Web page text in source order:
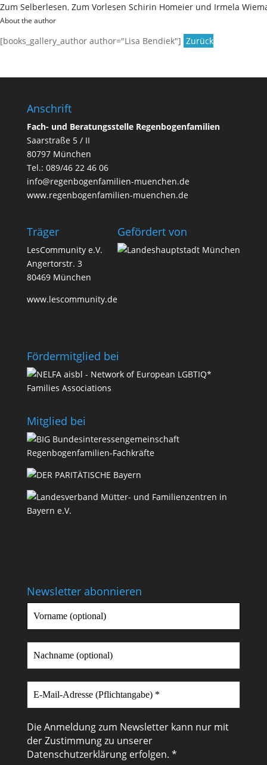
Zum Selberlesen, Zum Vorlesen Schirin Homeier und Irmela
About the author
[books_gallery_author author="Lisa Bendiek"] Zurück
Anschrift
Fach- und Beratungsstelle Regenbogenfamilien
Saarstraße 5 / II
80797 München
Tel.: 089/46 22 46 06
info@regenbogenfamilien-muenchen.de
www.regenbogenfamilien-muenchen.de
Träger
LesCommunity e.V.
Angertorstr. 3
80469 München
www.lescommunity.de
Geför­dert von
Förder­­mit­glied bei
Mit­glied bei
Newsletter abonnieren
Die Anmeldung zum Newsletter kann nur mit
der Zustimmung zu unserer
Datenschutzerklärungerfolgen. *